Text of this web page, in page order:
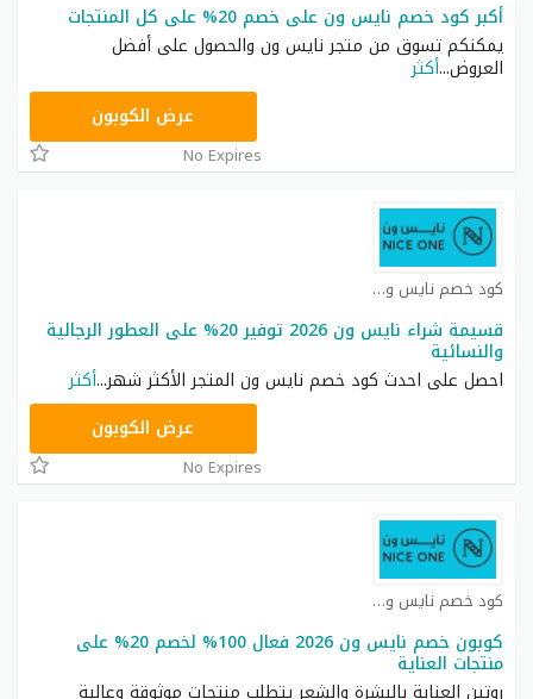
أكبر كود خصم نايس ون على خصم 20% على كل المنتجات
يمكنكم تسوق من متجر نايس ون والحصول على أفضل
العروض...أكثر
ARB11عرض الكوبون
No Expires
كود خصم نايس ون كوبون
قسيمة شراء نايس ون 2026 توفير 20% على العطور الرجالية
والنسائية
احصل على احدث كود خصم نايس ون المتجر الأكثر شهر...أكثر
ARB11عرض الكوبون
No Expires
كود خصم نايس ون كوبون
كوبون خصم نايس ون 2026 فعال 100% لخصم 20% على
منتجات العناية